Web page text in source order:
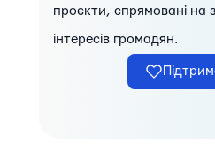
проєкти, спрямовані на
інтересів громадян.